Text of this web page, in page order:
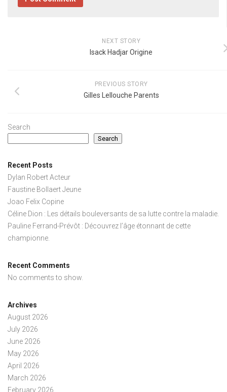
NEXT STORY
Isack Hadjar Origine
PREVIOUS STORY
Gilles Lellouche Parents
Search
Search
Recent Posts
Dylan Robert Acteur
Faustine Bollaert Jeune
Joao Felix Copine
Céline Dion : Les détails bouleversants de sa lutte contre la maladie.
Pauline Ferrand-Prévôt : Découvrez l’âge étonnant de cette
championne.
Recent Comments
No comments to show.
Archives
August 2026
July 2026
June 2026
May 2026
April 2026
March 2026
February 2026